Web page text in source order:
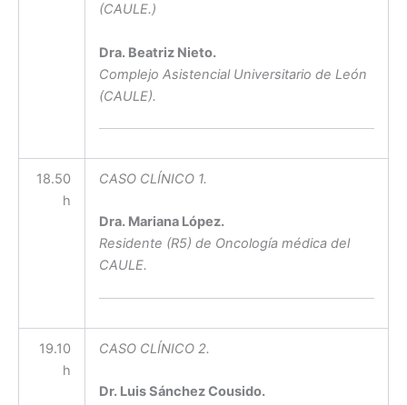
(CAULE.)
Dra. Beatriz Nieto.
Complejo Asistencial Universitario de León
(CAULE).
18.50
h
CASO CLÍNICO 1.
Dra. Mariana López.
Residente (R5) de Oncología médica del
CAULE.
19.10
h
CASO CLÍNICO 2.
Dr. Luis Sánchez Cousido.